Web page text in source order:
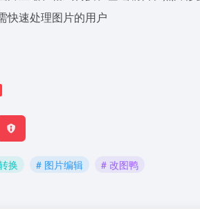
快速处理图片的用户
换 # 图片编辑 # 改图鸭